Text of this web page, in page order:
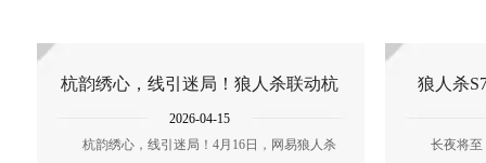
杭韵绣心，线引迷局！狼人杀联动杭
绣开启
2026-04-15
杭韵绣心，线引迷局！4月16日，网易狼人杀
狼人杀
长夜将至